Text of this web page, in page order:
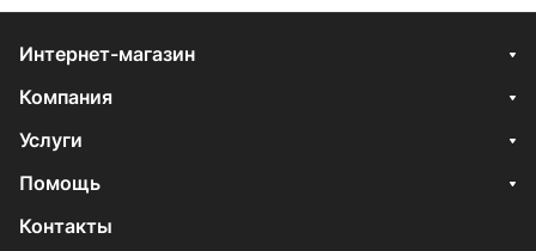
Интернет-магазин
Компания
Услуги
Помощь
Контакты